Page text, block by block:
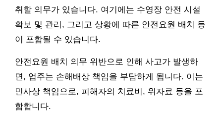
취할 의무가 있습니다. 여기에는 수영장 안전 시설
확보 및 관리, 그리고 상황에 따른 안전요원 배치 등
이 포함될 수 있습니다.
안전요원 배치 의무 위반으로 인해 사고가 발생하
면, 업주는 손해배상 책임을 부담하게 됩니다. 이는
민사상 책임으로, 피해자의 치료비, 위자료 등을 포
함합니다.